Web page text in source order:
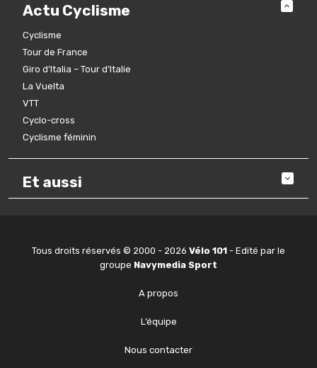
Actu Cyclisme
Cyclisme
Tour de France
Giro d’Italia – Tour d’Italie
La Vuelta
VTT
Cyclo-cross
Cyclisme féminin
Et aussi
Tous droits réservés © 2000 - 2026 Vélo 101 - Edité par le
groupe Navymedia Sport
A propos
L’équipe
Nous contacter